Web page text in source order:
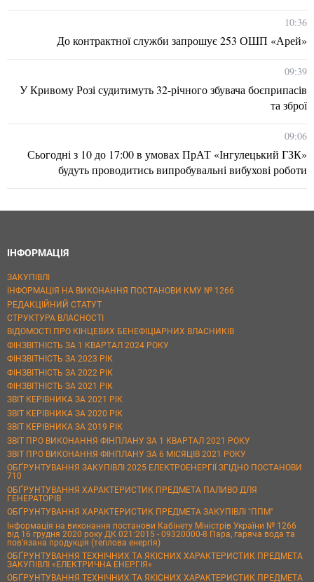
10:36
До контрактної служби запрошує 253 ОШП «Арей»
09:39
У Кривому Розі судитимуть 32-річного збувача боєприпасів
та зброї
09:06
Сьогодні з 10 до 17:00 в умовах ПрАТ «Інгулецький ГЗК»
будуть проводитись випробувальні вибухові роботи
ІНФОРМАЦІЯ
ЗАКУПІВЛІ
ІНФОРМАЦІЯ НА ВИКОНАННЯ ПОСТАНОВИ КМУ № 1266
РЕДАКЦІЙНИЙ СТАТУТ
СТРУКТУРА ВЛАСНОСТІ
ВІДОМОСТІ ПРО КІНЦЕВИХ БЕНЕФІЦІАРНИХ ВЛАСНИКІВ
ФІНЗВІТНІСТЬ ЗА 1 КВАРТАЛ 2024 РОКУ
ФІНЗВІТНІСТЬ ЗА 2023 РІК
ФІНЗВІТНІСТЬ ЗА 2022 РІК
ФІНЗВІТНІСТЬ ЗА 2021 РІК
ЗВІТ КЕРІВНИКА ЗА 2021 РІК
ЗВІТ КЕРІВНИКА ЗА 2020 РІК
ЗВІТ КЕРІВНИКА ЗА 2019 РІК
ЗВІТ ПРО ВИКОНАННЯ ФІНПЛАНУ ЗА 1 КВАРТАЛ 2021 РОКУ
ЗВІТ ПРО ВИКОНАННЯ ФІНПЛАНУ ЗА 6 МІСЯЦІВ 2021 РОКУ
ОБҐРУНТУВАННЯ ЗАКУПІВЛІ 2025 ЕЛЕКТРОЕНЕРГІЇ ЗГІДНО ПОСТАНОВИ
710
ОБҐРУНТУВАННЯ ХАРАКТЕРИСТИК ПРЕДМЕТА ПАЛИВО ДЛЯ
ГЕНЕРАТОРІВ
ОБҐРУНТУВАННЯ ХАРАКТЕРИСТИК ПРЕДМЕТА ЗАКУПІВЛІ "ППМ"
Інформація на виконання постанови Кабінету Міністрів України № 1266
від 16 грудня 2020 року ДК 021:2015 - 09320000-8 Пара, гаряча вода та
пов’язана продукція (теплова енергія)
ОБҐРУНТУВАННЯ ТЕХНІЧНИХ ТА ЯКІСНИХ ХАРАКТЕРИСТИК ПРЕДМЕТА
ЗАКУПІВЛІ «ЕЛЕКТРИЧНА ЕНЕРГІЯ»
ОБҐРУНТУВАННЯ ТЕХНІЧНИХ ТА ЯКІСНИХ ХАРАКТЕРИСТИК ПРЕДМЕТА